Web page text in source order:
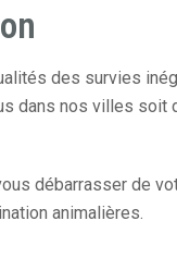
des survies
dans nos villes
débarrasser de
animalières.